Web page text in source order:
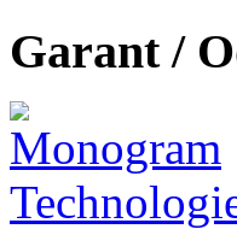
Garant /